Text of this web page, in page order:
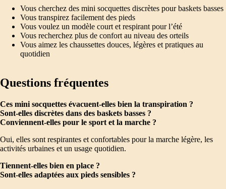
Vous cherchez des mini socquettes discrètes pour baskets basses
Vous transpirez facilement des pieds
Vous voulez un modèle court et respirant pour l’été
Vous recherchez plus de confort au niveau des orteils
Vous aimez les chaussettes douces, légères et pratiques au
quotidien
Questions fréquentes
Ces mini socquettes évacuent-elles bien la transpiration ?
Sont-elles discrètes dans des baskets basses ?
Conviennent-elles pour le sport et la marche ?
Oui, elles sont respirantes et confortables pour la marche légère, les
activités urbaines et un usage quotidien.
Tiennent-elles bien en place ?
Sont-elles adaptées aux pieds sensibles ?